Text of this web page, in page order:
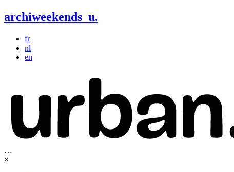
archiweekends u.
fr
nl
en
…
×